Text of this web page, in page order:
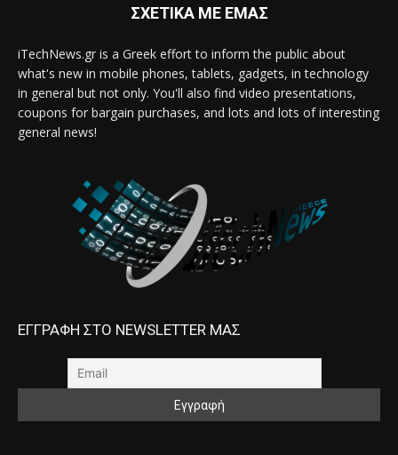
ΣΧΕΤΙΚΑ ΜΕ ΕΜΑΣ
iTechNews.gr is a Greek effort to inform the public about
what's new in mobile phones, tablets, gadgets, in technology
in general but not only. You'll also find video presentations,
coupons for bargain purchases, and lots and lots of interesting
general news!
ΕΓΓΡΑΦΗ ΣΤΟ NEWSLETTER ΜΑΣ